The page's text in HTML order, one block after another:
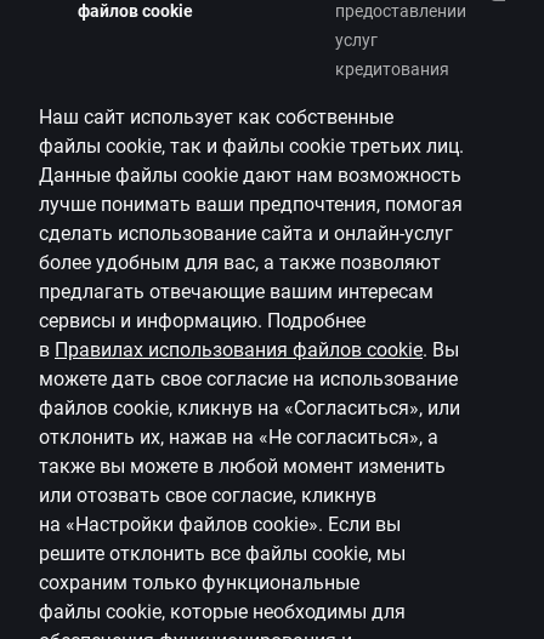
файлов cookie
предоставлении
услуг
кредитования
Наш сайт использует как собственные
файлы cookie, так и файлы cookie третьих лиц.
Данные файлы cookie дают нам возможность
лучше понимать ваши предпочтения, помогая
сделать использование сайта и онлайн-услуг
более удобным для вас, а также позволяют
предлагать отвечающие вашим интересам
сервисы и информацию. Подробнее
в Правилах использования файлов cookie. Вы
можете дать свое согласие на использование
файлов cookie, кликнув на «Согласиться», или
отклонить их, нажав на «Не согласиться», а
также вы можете в любой момент изменить
или отозвать свое согласие, кликнув
на «Настройки файлов cookie». Если вы
решите отклонить все файлы cookie, мы
сохраним только функциональные
файлы cookie, которые необходимы для
О банке
Карьера
Citadele блог
Правила пользования страницей
Настройки файлов cookie
Обработка и защита персональных данных
Тарифы для частных лиц
Тарифы для предприятий
Калькулятор валют
Калькуляторы
Доступность